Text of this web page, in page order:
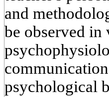
and
be observed in
psychological